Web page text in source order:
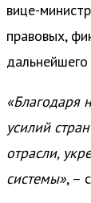
вице-
правовых,
дальнейшего
«Благодаря
усилий
отрасли,
системы», –